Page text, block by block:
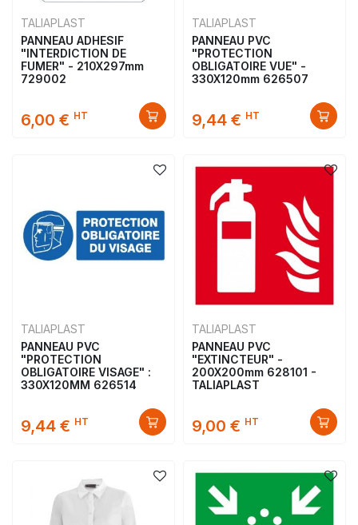
TALIAPLAST
PANNEAU ADHESIF
"INTERDICTION DE
FUMER" - 210X297mm
729002
6,00 € HT
TALIAPLAST
PANNEAU PVC
"PROTECTION
OBLIGATOIRE VUE" -
330X120mm 626507
9,44 € HT
TALIAPLAST
PANNEAU PVC
"PROTECTION
OBLIGATOIRE VISAGE" :
330X120MM 626514
9,44 € HT
TALIAPLAST
PANNEAU PVC
"EXTINCTEUR" -
200X200mm 628101 -
TALIAPLAST
9,00 € HT